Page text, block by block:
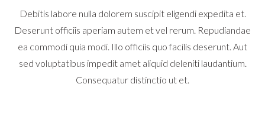
Debitis labore nulla dolorem suscipit eligendi expedita et.
Deserunt officiis aperiam autem et vel rerum. Repudiandae
ea commodi quia modi. Illo officiis quo facilis deserunt. Aut
sed voluptatibus impedit amet aliquid deleniti laudantium.
Consequatur distinctio ut et.